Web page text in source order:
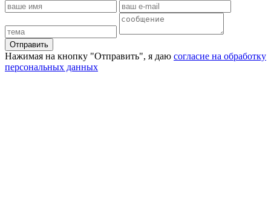
Отправить
Нажимая на кнопку "Отправить", я даю согласие на обработку
персональных данных